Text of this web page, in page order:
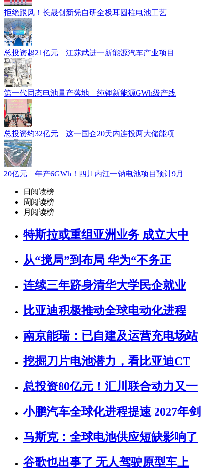
拒绝跟风！长晟创新凭自研全极耳圆柱电池工艺
总投资超21亿元！江苏武进一新能源汽车产业项目
第一代固态电池量产落地！纯锂新能源GWh级产线
总投资约32亿元！这一国企20天内连投两大储能项
20亿元！年产6GWh！四川内江一钠电池项目预计9月
日阅读榜
周阅读榜
月阅读榜
特斯拉或重组亚洲业务 成立大中
从“搅局”到布局 华为“不务正
连续三年跻身清华大学民企就业
比亚迪积极推动全球电动化进程
南京能瑞：已自建及运营充电场站
挖掘刀片电池潜力，看比亚迪CT
总投资80亿元！汇川联合动力又一
小鹏汽车全球化进程提速 2027年剑
马斯克：全球电池供应短缺影响了
谷歌也出事了 无人驾驶原型车上